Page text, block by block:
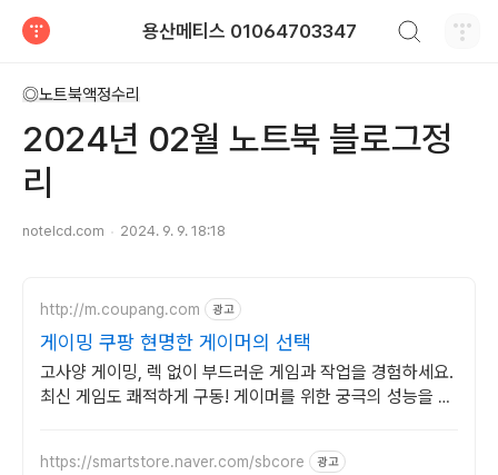
용산메티스 01064703347
◎노트북액정수리
2024년 02월 노트북 블로그정
리
notelcd.com 2024. 9. 9. 18:18
http://m.coupang.com 광고
게이밍 쿠팡 현명한 게이머의 선택
고사양 게이밍, 렉 없이 부드러운 게임과 작업을 경험하세요.
최신 게임도 쾌적하게 구동! 게이머를 위한 궁극의 성능을 쿠
https://smartstore.naver.com/sbcore 광고